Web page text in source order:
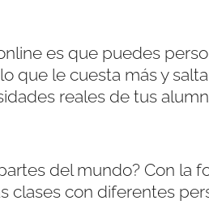
es que puedes
que le cuesta más y
reales de tus
del mundo? Con la
clases con diferentes